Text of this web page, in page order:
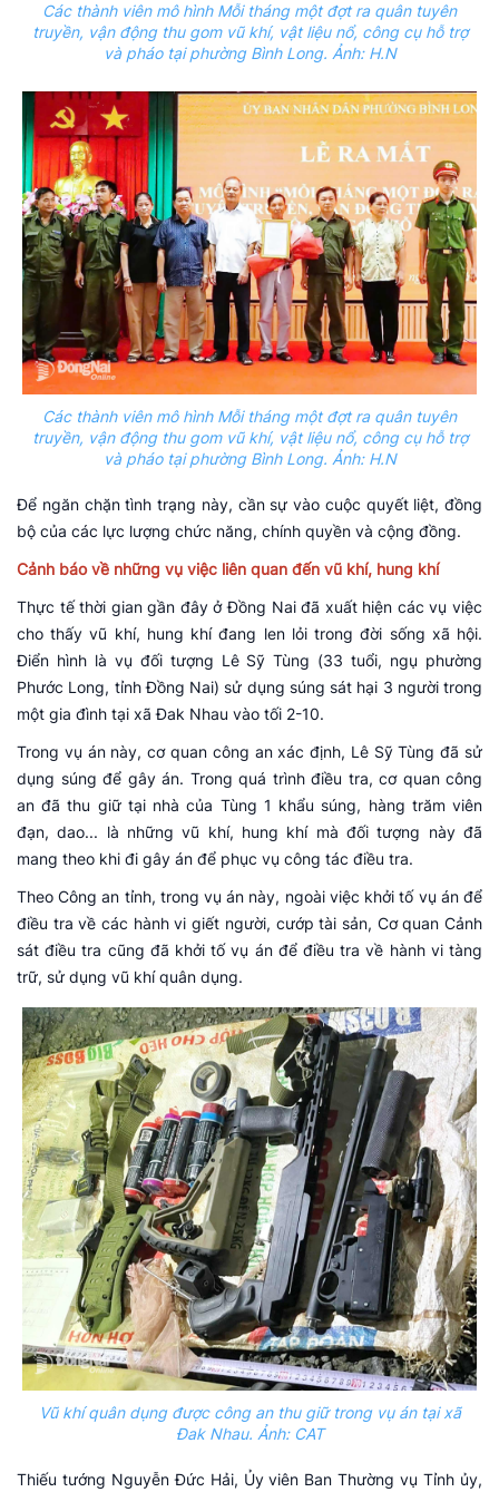
Các thành viên mô hình Mỗi tháng một đợt ra quân tuyên
truyền, vận động thu gom vũ khí, vật liệu nổ, công cụ hỗ trợ
và pháo tại phường Bình Long. Ảnh: H.N
Các thành viên mô hình Mỗi tháng một đợt ra quân tuyên
truyền, vận động thu gom vũ khí, vật liệu nổ, công cụ hỗ trợ
và pháo tại phường Bình Long. Ảnh: H.N
Để ngăn chặn tình trạng này, cần sự vào cuộc quyết liệt, đồng
bộ của các lực lượng chức năng, chính quyền và cộng đồng.
Cảnh báo về những vụ việc liên quan đến vũ khí, hung khí
Thực tế thời gian gần đây ở Đồng Nai đã xuất hiện các vụ việc
cho thấy vũ khí, hung khí đang len lỏi trong đời sống xã hội.
Điển hình là vụ đối tượng Lê Sỹ Tùng (33 tuổi, ngụ phường
Phước Long, tỉnh Đồng Nai) sử dụng súng sát hại 3 người trong
một gia đình tại xã Đak Nhau vào tối 2-10.
Trong vụ án này, cơ quan công an xác định, Lê Sỹ Tùng đã sử
dụng súng để gây án. Trong quá trình điều tra, cơ quan công
an đã thu giữ tại nhà của Tùng 1 khẩu súng, hàng trăm viên
đạn, dao... là những vũ khí, hung khí mà đối tượng này đã
mang theo khi đi gây án để phục vụ công tác điều tra.
Theo Công an tỉnh, trong vụ án này, ngoài việc khởi tố vụ án để
điều tra về các hành vi giết người, cướp tài sản, Cơ quan Cảnh
sát điều tra cũng đã khởi tố vụ án để điều tra về hành vi tàng
trữ, sử dụng vũ khí quân dụng.
Vũ khí quân dụng được công an thu giữ trong vụ án tại xã
Đak Nhau. Ảnh: CAT
Thiếu tướng Nguyễn Đức Hải, Ủy viên Ban Thường vụ Tỉnh ủy,